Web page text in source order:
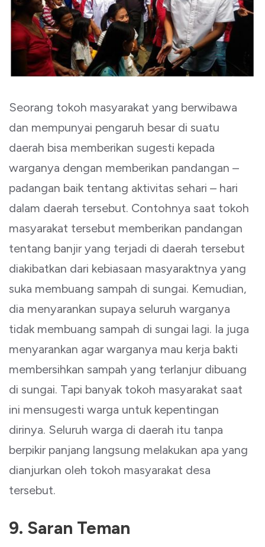
Seorang tokoh masyarakat yang berwibawa
dan mempunyai pengaruh besar di suatu
daerah bisa memberikan sugesti kepada
warganya dengan memberikan pandangan –
padangan baik tentang aktivitas sehari – hari
dalam daerah tersebut. Contohnya saat tokoh
masyarakat tersebut memberikan pandangan
tentang banjir yang terjadi di daerah tersebut
diakibatkan dari kebiasaan masyaraktnya yang
suka membuang sampah di sungai. Kemudian,
dia menyarankan supaya seluruh warganya
tidak membuang sampah di sungai lagi. Ia juga
menyarankan agar warganya mau kerja bakti
membersihkan sampah yang terlanjur dibuang
di sungai. Tapi banyak tokoh masyarakat saat
ini mensugesti warga untuk kepentingan
dirinya. Seluruh warga di daerah itu tanpa
berpikir panjang langsung melakukan apa yang
dianjurkan oleh tokoh masyarakat desa
tersebut.
9. Saran Teman